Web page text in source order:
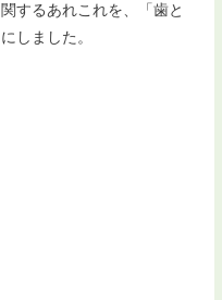
するあれこれを、「歯と
しました。